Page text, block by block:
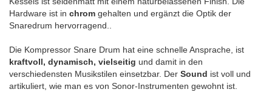
Hardware ist in chrom gehalten und ergänzt die Optik der
Snaredrum hervorragend..
Die Kompressor Snare Drum hat eine schnelle Ansprache, ist
kraftvoll, dynamisch, vielseitig und damit in den
verschiedensten Musikstilen einsetzbar. Der Sound ist voll und
artikuliert, wie man es von Sonor-Instrumenten gewohnt ist.